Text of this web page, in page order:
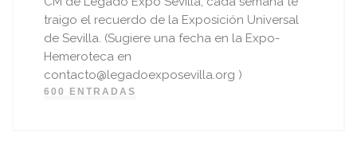
traigo el recuerdo de la Exposición Universal
de Sevilla. (Sugiere una fecha en la Expo-
Hemeroteca en
contacto@legadoexposevilla.org )
600 ENTRADAS